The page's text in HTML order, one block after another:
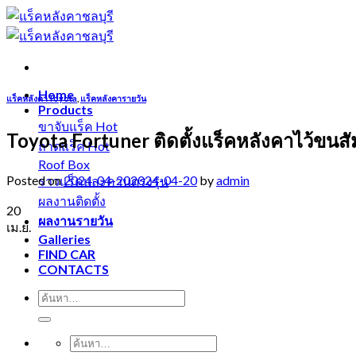
Skip
to
content
Home
Products
ขาจับแร็ค
ถาดแร็ค
Roof Box
ราวแร็คและคานตรงรุ่น
ผลงานติดตั้ง
ผลงานรายวัน
Galleries
FIND CAR
CONTACTS
แร็คหลังคาToyota แร็คหลังคารายวัน
Toyota Fortuner ติดตั้งแร็คหลังคาไว้ขนสั
Posted on2024-04-202024-04-20byadmin
20
เม.ย.